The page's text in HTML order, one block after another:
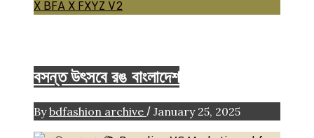
বসন্ত উৎসবে রঙ বাংলাদেশ
By bdfashion archive / January 25, 2025